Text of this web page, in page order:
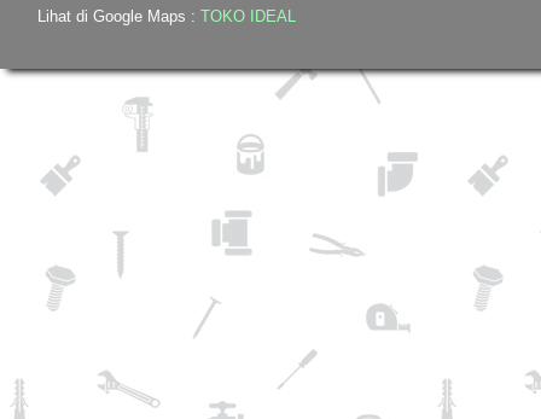
Lihat di Google Maps : TOKO IDEAL